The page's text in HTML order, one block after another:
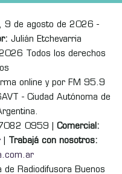
9 de agosto de 2026 -
Julián Etchevarria
Todos los derechos
online y por FM 95.9
- Ciudad Autónoma de
0959 | Comercial:
Trabajá con nosotros:
Radiodifusora Buenos